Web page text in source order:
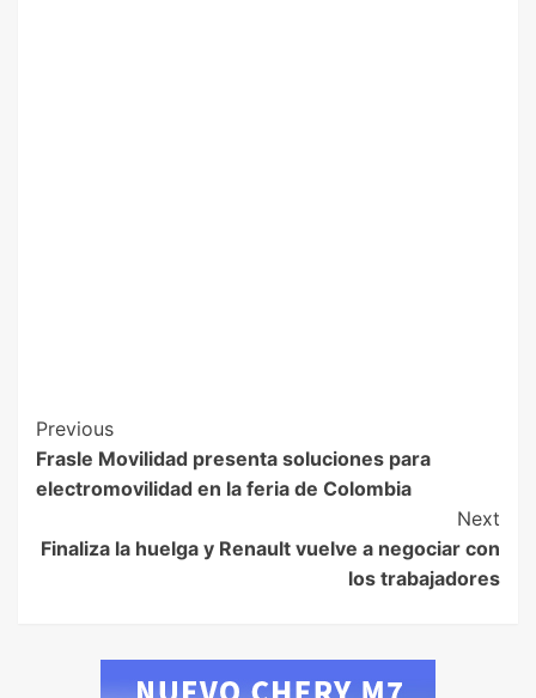
Previous
Frasle Movilidad presenta soluciones para
electromovilidad en la feria de Colombia
Next
Finaliza la huelga y Renault vuelve a negociar con
los trabajadores